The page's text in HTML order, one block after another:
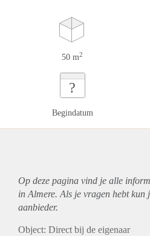
50 m2
?
Begindatum
Op deze pagina vind je alle
in Almere. Als je vragen hebt kun
aanbieder.
Object: Direct bij de eigenaar